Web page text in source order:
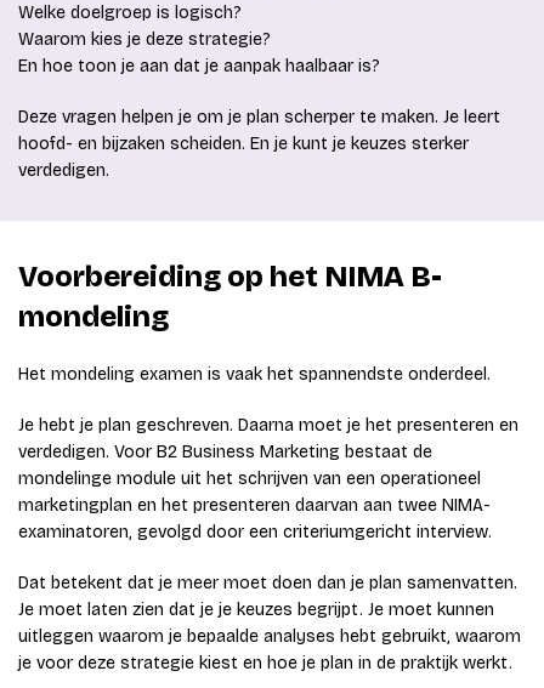
Welke doelgroep is logisch?
Waarom kies je deze strategie?
En hoe toon je aan dat je aanpak haalbaar is?
Deze vragen helpen je om je plan scherper te maken. Je leert
hoofd- en bijzaken scheiden. En je kunt je keuzes sterker
verdedigen.
Voorbereiding op het NIMA B-
mondeling
Het mondeling examen is vaak het spannendste onderdeel.
Je hebt je plan geschreven. Daarna moet je het presenteren en
verdedigen. Voor B2 Business Marketing bestaat de
mondelinge module uit het schrijven van een operationeel
marketingplan en het presenteren daarvan aan twee NIMA-
examinatoren, gevolgd door een criteriumgericht interview.
Dat betekent dat je meer moet doen dan je plan samenvatten.
Je moet laten zien dat je je keuzes begrijpt. Je moet kunnen
uitleggen waarom je bepaalde analyses hebt gebruikt, waarom
je voor deze strategie kiest en hoe je plan in de praktijk werkt.